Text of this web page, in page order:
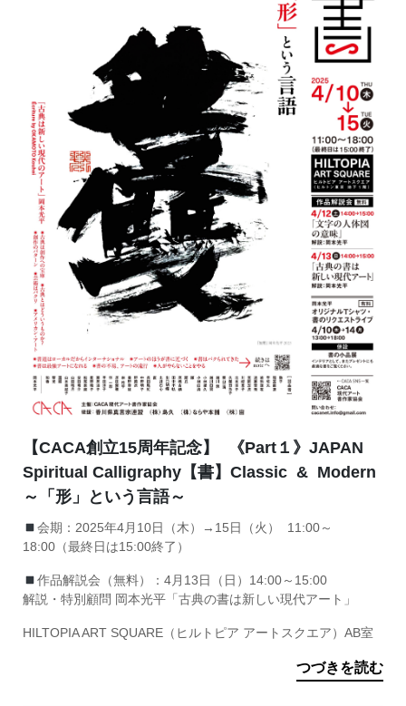
【CACA創立15周年記念】 《Part１》JAPAN
Spiritual Calligraphy【書】Classic & Modern
～「形」という言語～
会期：2025年4月10日（木）→15日（火） 11:00～
18:00（最終日は15:00終了）
作品解説会（無料）：4月13日（日）14:00～15:00
解説・特別顧問 岡本光平「古典の書は新しい現代アート」
HILTOPIA ART SQUARE（ヒルトピア アートスクエア）AB室
つづきを読む